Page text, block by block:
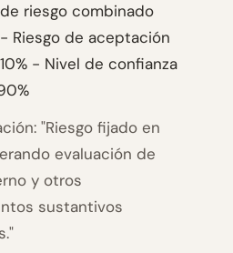
riesgo combinado
Riesgo de aceptación
- Nivel de confianza
"Riesgo fijado en
evaluación de
y otros
sustantivos